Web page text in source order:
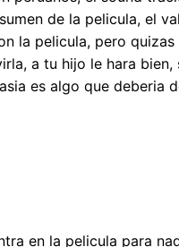
de la pelicula, el
la pelicula, pero
a tu hijo le hara
es algo que
en la pelicula para